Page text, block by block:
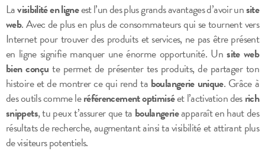
Lavisibilité en ligneest l’un des plus grands avantages d’avoir unsite
web. Avec de plus en plus de consommateurs qui se tournent vers
Internet pour trouver des produits et services, ne pas être présent
en ligne signifie manquer une énorme opportunité. Unsite web
bien conçu te permet de présenter tes produits, de partager ton
histoire et de montrer ce qui rend ta boulangerie unique. Grâce à
des outils comme leréférencement optimiséet l’activation desrich
snippets, tu peux t’assurer que ta boulangerieapparaît en haut des
résultats de recherche, augmentant ainsi ta visibilité et attirant plus
de visiteurs potentiels.